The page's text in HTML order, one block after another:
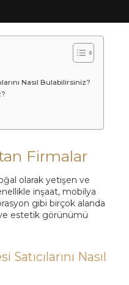
Nasıl Bulabilirsiniz?
Firmalar
olarak yetişen ve
inşaat, mobilya
gibi birçok alanda
ve estetik görünümü
Nasıl